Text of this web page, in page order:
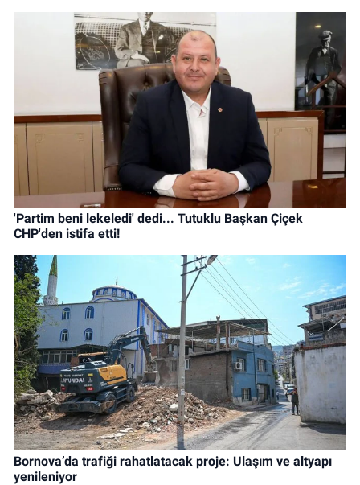
'Partim beni lekeledi' dedi... Tutuklu Başkan Çiçek
CHP'den istifa etti!
Bornova’da trafiği rahatlatacak proje: Ulaşım ve altyapı
yenileniyor